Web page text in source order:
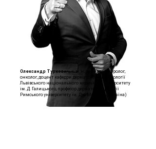
Олександр Туркевич, к. м. н., дерматовенеролог,
онколог, доцент кафедри дерматології, венерології
Львівського національного медичного університету
ім. Д. Галицького, професор дерматовенерології
Римського університету ім. Дж. Марконі (Україна)